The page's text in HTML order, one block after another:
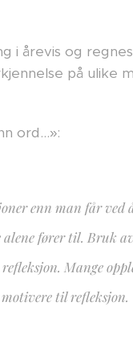
i årevis og
på ulike
ord…»:
enn man får
fører til. Bruk
Mange
til refleksjon.